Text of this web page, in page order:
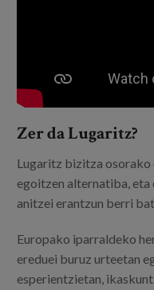
es
Zer da Lugaritz?
Lugaritz bizitza
egoitzen alternatiba, eta
anitzei erantzun berri
Europako iparraldeko
ereduei buruz urteetan
esperientzietan,